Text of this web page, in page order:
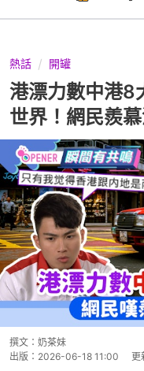
熱話 開罐
港漂力數中港8
世界！網民羨
撰文： 奶茶妹
出版： 2026-06-18 11:00 更